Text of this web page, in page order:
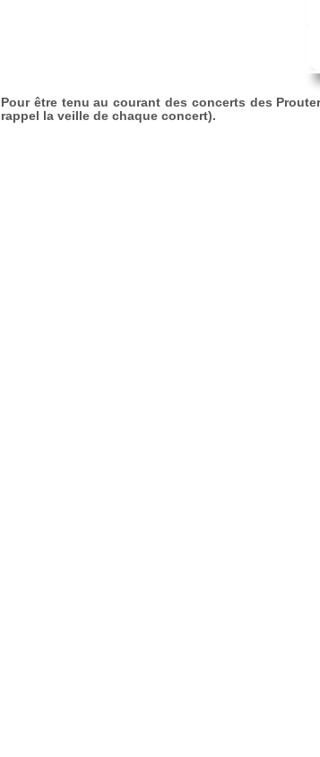
Pour être tenu au courant des concerts des
rappel la veille de chaque concert).